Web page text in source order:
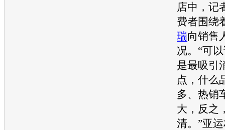
店中，记
费者围绕
瑞向销售
况。“可
是最吸引
点，什么
多、热销
大，反之
清。”亚